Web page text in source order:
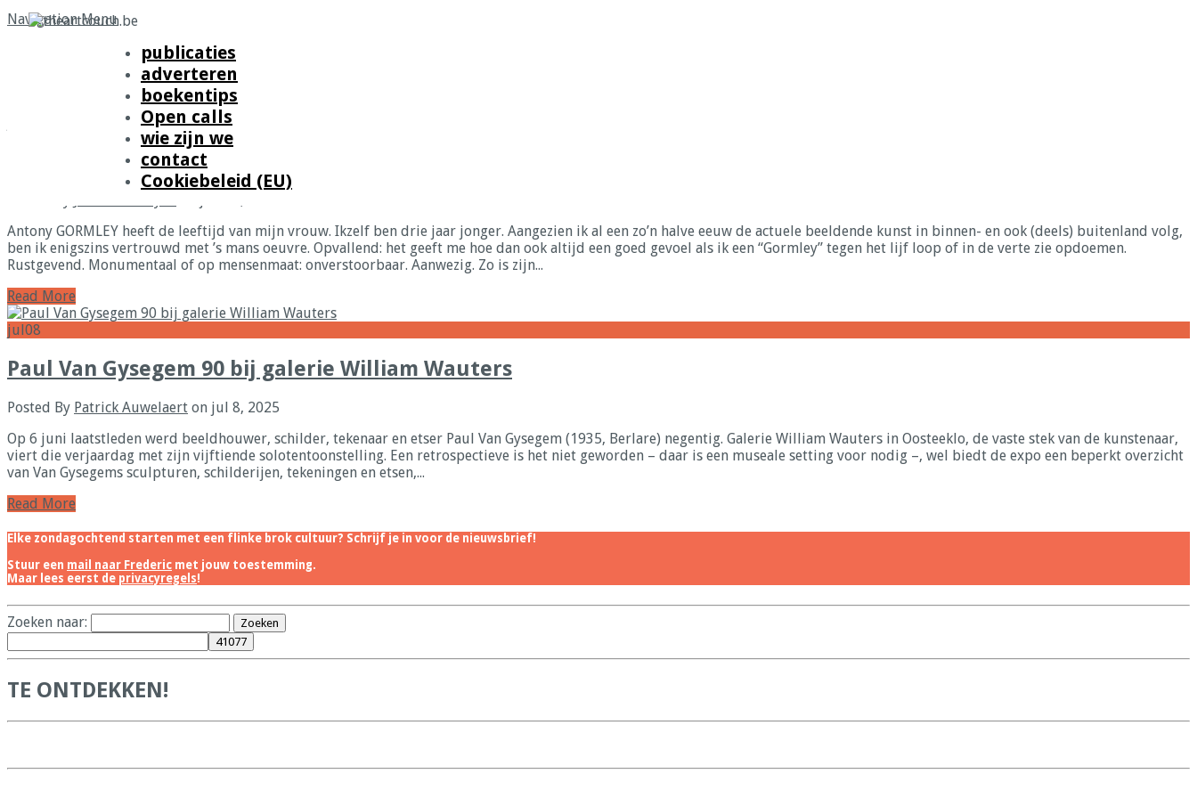
Navigation Menu
publicaties
adverteren
boekentips
Open calls
wie zijn we
contact
Cookiebeleid (EU)
Posts Tagged"beeldhouwen"
‘Geestesgrond’ maakt stil… Antony Gormley en de maat der dingen in het K.M.S.K.A.
Antony GORMLEY heeft de leeftijd van mijn vrouw. Ikzelf ben drie jaar jonger. Aangezien ik al een zo’n halve eeuw de actuele beeldende kunst in binnen- en ook (deels) buitenland volg,
ben ik enigszins vertrouwd met ’s mans oeuvre. Opvallend: het geeft me hoe dan ook altijd een goed gevoel als ik een “Gormley” tegen het lijf loop of in de verte zie opdoemen.
Rustgevend. Monumentaal of op mensenmaat: onverstoorbaar. Aanwezig. Zo is zijn...
Read More
jul08
Paul Van Gysegem 90 bij galerie William Wauters
Posted By Patrick Auwelaert on jul 8, 2025
Op 6 juni laatstleden werd beeldhouwer, schilder, tekenaar en etser Paul Van Gysegem (1935, Berlare) negentig. Galerie William Wauters in Oosteeklo, de vaste stek van de kunstenaar,
viert die verjaardag met zijn vijftiende solotentoonstelling. Een retrospectieve is het niet geworden – daar is een museale setting voor nodig –, wel biedt de expo een beperkt overzicht
van Van Gysegems sculpturen, schilderijen, tekeningen en etsen,...
Read More
Elke zondagochtend starten met een flinke brok cultuur? Schrijf je in voor de nieuwsbrief!
Stuur een mail naar Frederic met jouw toestemming.
Maar lees eerst de privacyregels!
Zoeken naar:
TE ONTDEKKEN!